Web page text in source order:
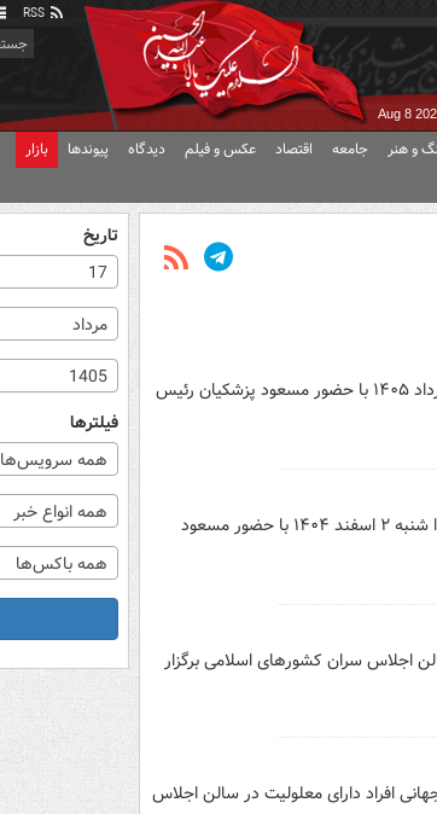
Aug 8
و هنر جامعه اقتصاد عکس و فیلم دیدگاه پیوندها بازار
مراسم اختتامیه معرفی بهترین های ورزش ایران با عنوان قهرمان ایران یکشنبه ۱۰ خرداد ۱۴۰۵ با حضور مسعود پزشکیان رئیس
مراسم تجلیل از قهرمانان و مدال‌آوران رشته‌های پارالمپیکی ورزشکاران نابینا و ناشنوا شنبه ۲ اسفند ۱۴۰۴ با حضور مسعود
اجلاس سران کشورهای اسلامی برگزار
۱۴۰۴ در مراسم گرامیداشت روزجهانی افراد دارای معلولیت در سالن اجلاس
تاریخ
17
مرداد
1405
فیلترها
همه سرویس‌ها
همه انواع خبر
همه باکس‌ها